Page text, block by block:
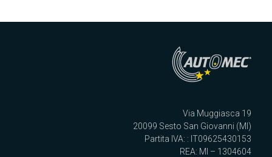
Via Muggiasca 19
20099 Sesto San Giovanni (MI)
Partita IVA: : IT09625430153
REA: MI – 1304604